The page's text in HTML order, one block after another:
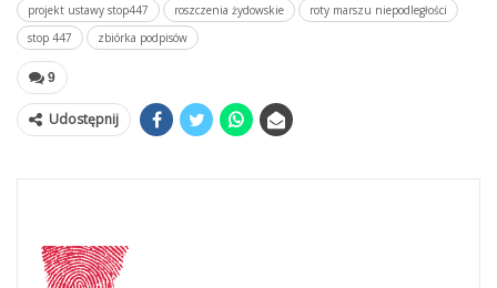
projekt ustawy stop447
roszczenia żydowskie
roty marszu niepodległości
stop 447
zbiórka podpisów
9
Udostępnij